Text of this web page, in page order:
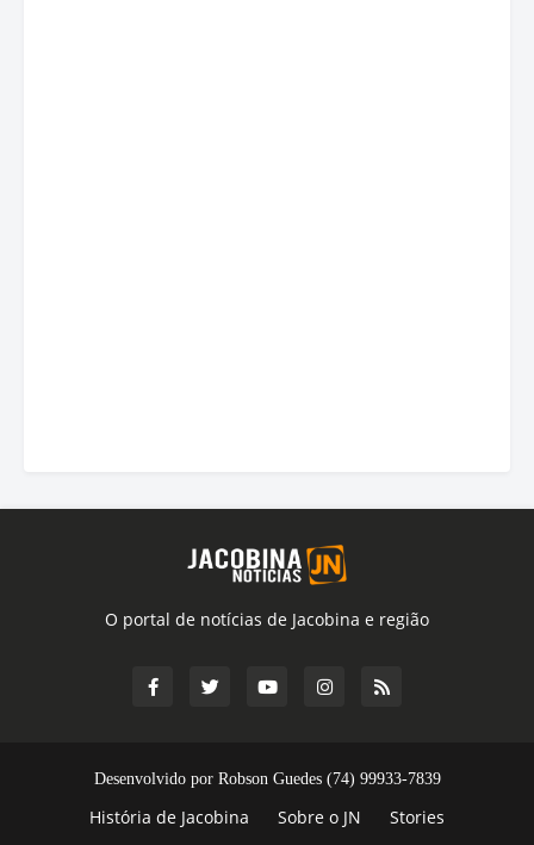
O portal de notícias de Jacobina e região
Desenvolvido por Robson Guedes (74) 99933-7839
História de Jacobina Sobre o JN Stories